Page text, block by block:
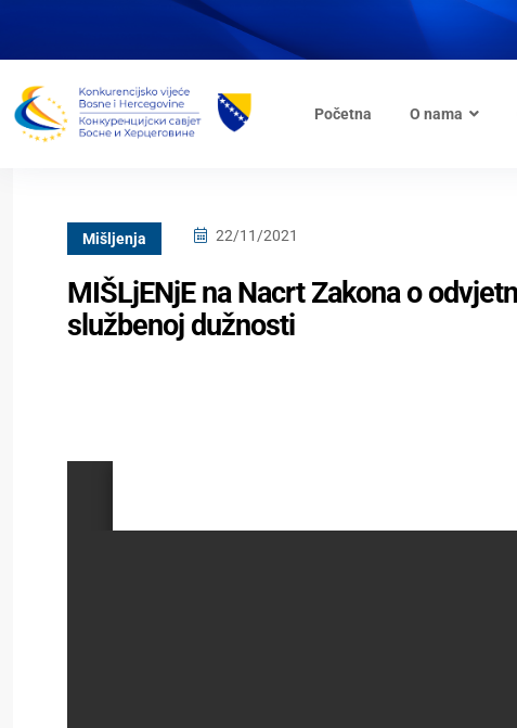
Početna O nama
Mišljenja 22/11/2021
MIŠLjENjE na Nacrt Zakona o
službenoj dužnosti